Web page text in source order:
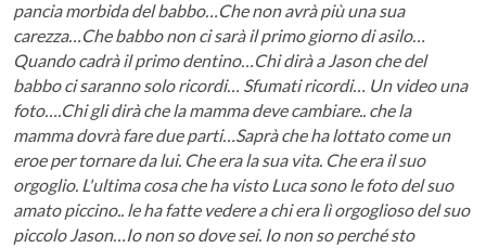
pancia morbida del babbo…Che non avrà più una sua
carezza…Che babbo non ci sarà il primo giorno di asilo…
Quando cadrà il primo dentino…Chi dirà a Jason che del
babbo ci saranno solo ricordi… Sfumati ricordi… Un video una
foto….Chi gli dirà che la mamma deve cambiare.. che la
mamma dovrà fare due parti…Saprà che ha lottato come un
eroe per tornare da lui. Che era la sua vita. Che era il suo
orgoglio. L'ultima cosa che ha visto Luca sono le foto del suo
amato piccino.. le ha fatte vedere a chi era lì orgoglioso del suo
piccolo Jason…Io non so dove sei. Io non so perché sto